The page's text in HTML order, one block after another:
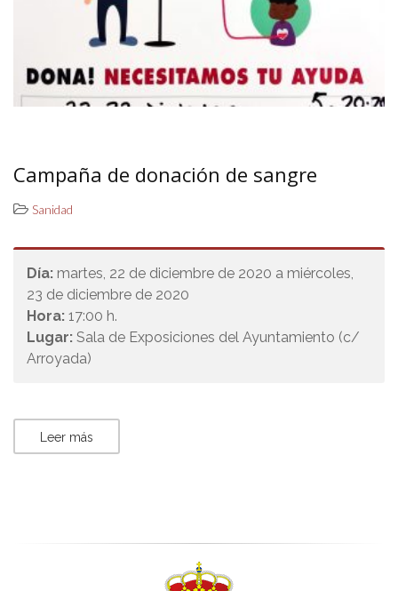
Campaña de donación de sangre
Sanidad
Día: martes, 22 de diciembre de 2020 a miércoles,
23 de diciembre de 2020
Hora: 17:00 h.
Lugar: Sala de Exposiciones del Ayuntamiento (c/
Arroyada)
Leer más